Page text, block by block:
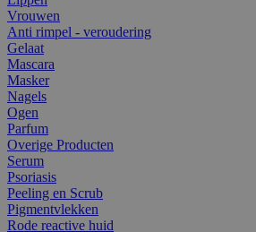
Vrouwen
Anti rimpel - veroudering
Gelaat
Mascara
Masker
Nagels
Ogen
Parfum
Overige Producten
Serum
Psoriasis
Peeling en Scrub
Pigmentvlekken
Rode reactive huid